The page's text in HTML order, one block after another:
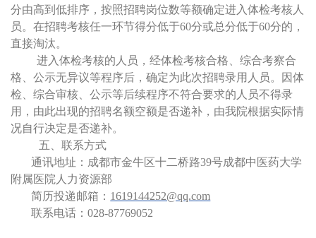
分由高到低排序，按照招聘岗位数等额确定进入体检考核人
员。在招聘考核任一环节得分低于60分或总分低于60分的，
直接淘汰。
进入体检考核的人员，经体检考核合格、综合考察合
格、公示无异议等程序后，确定为此次招聘录用人员。因体
检、综合审核、公示等后续程序不符合要求的人员不得录
用，由此出现的招聘名额空额是否递补，由我院根据实际情
况自行决定是否递补。
五、联系方式
通讯地址：成都市金牛区十二桥路39号成都中医药大学
附属医院人力资源部
简历投递邮箱： 1619144252@qq.com
联系电话：028-87769052